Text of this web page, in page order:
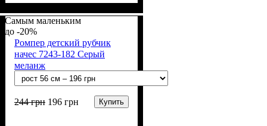
вафелька (100% хлопок)
Самым маленьким
-20%
Ромпер детский рубчик
начес 7243-182 Серый
меланж
244грн 196 грн Купить